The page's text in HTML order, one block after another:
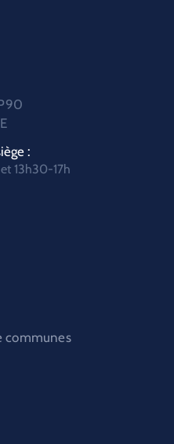
:
13h30-17h
communes